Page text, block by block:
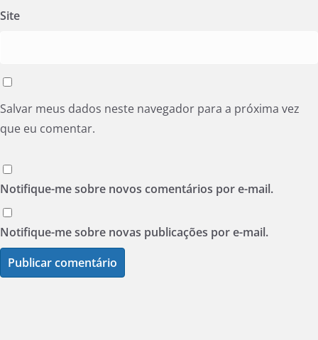
Site
Salvar meus dados neste navegador para a próxima vez
que eu comentar.
Notifique-me sobre novos comentários por e-mail.
Notifique-me sobre novas publicações por e-mail.